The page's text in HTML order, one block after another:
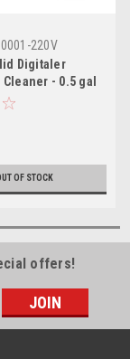
220V
Digitaler
- 0.5 gal
176℉ -
UL
OF STOCK
offers!